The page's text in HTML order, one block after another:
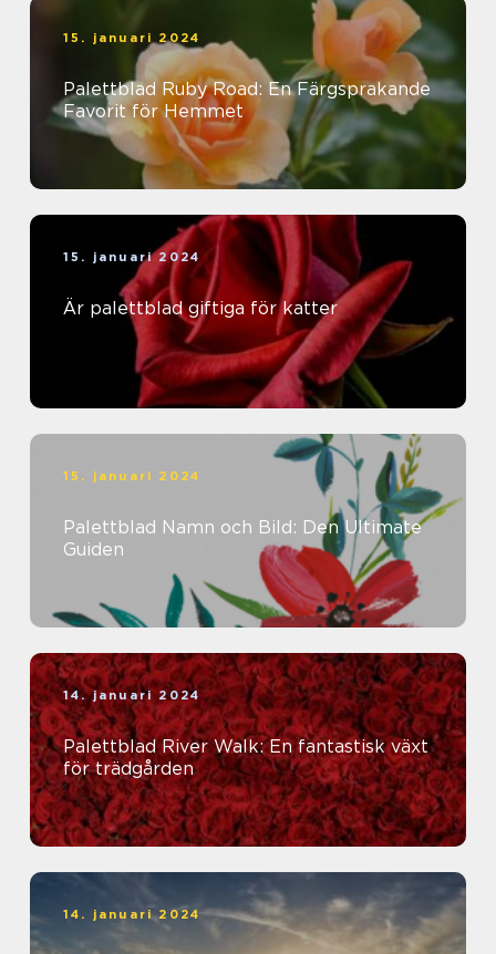
15. januari 2024
Palettblad Ruby Road: En Färgsprakande
Favorit för Hemmet
15. januari 2024
Är palettblad giftiga för katter
15. januari 2024
Palettblad Namn och Bild: Den Ultimate
Guiden
14. januari 2024
Palettblad River Walk: En fantastisk växt
för trädgården
14. januari 2024